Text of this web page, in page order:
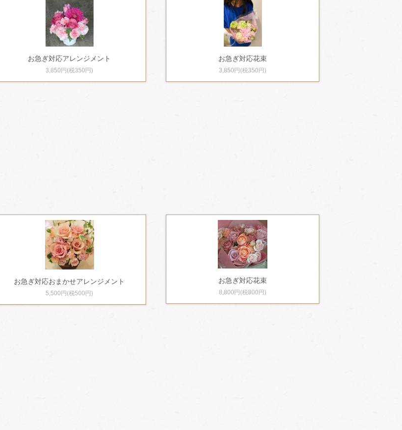
お急ぎ対応アレンジメント
3,850円(税350円)
お急ぎ対応花束
3,850円(税350円)
お急ぎ対応おまかせアレンジメント
5,500円(税500円)
お急ぎ対応花束
8,800円(税800円)